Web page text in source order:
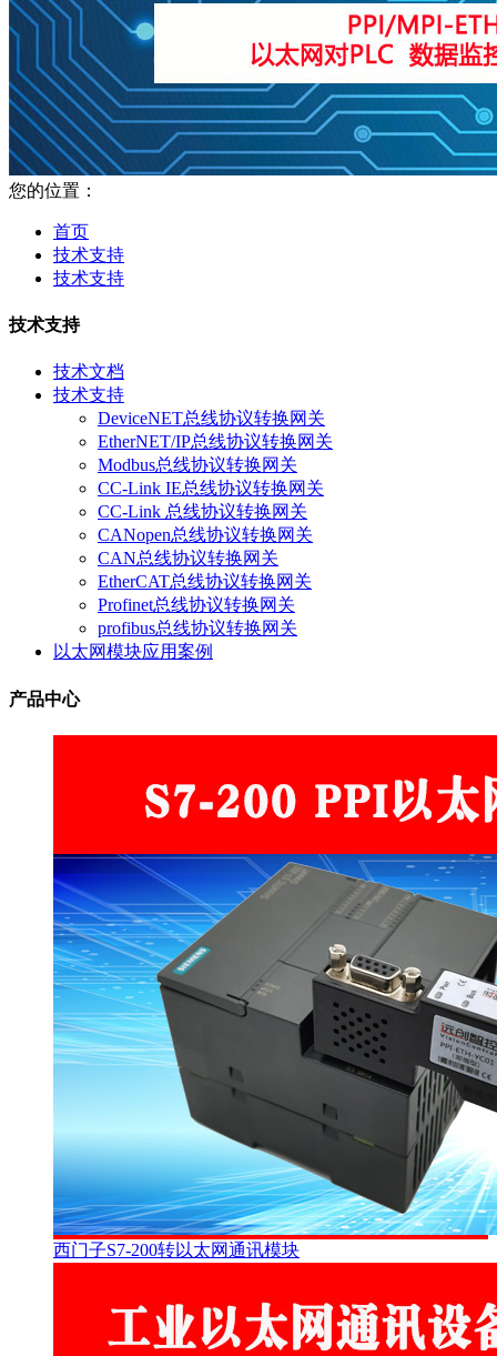
您的位置：
首页
技术支持
技术支持
技术支持
技术文档
技术支持
DeviceNET总线协议转换网关
EtherNET/IP总线协议转换网关
Modbus总线协议转换网关
CC-Link IE总线协议转换网关
CC-Link 总线协议转换网关
CANopen总线协议转换网关
CAN总线协议转换网关
EtherCAT总线协议转换网关
Profinet总线协议转换网关
profibus总线协议转换网关
以太网模块应用案例
产品中心
西门子S7-200转以太网通讯模块